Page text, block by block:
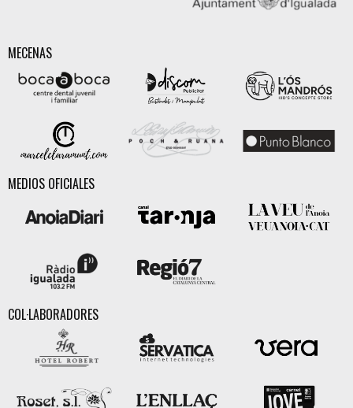
MECENAS
MEDIOS OFICIALES
COL·LABORADORES